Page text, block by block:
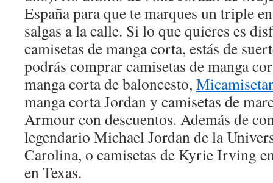
España para que te marques un triple
salgas a la calle. Si lo que quieres es
camisetas de manga corta, estás de
podrás comprar camisetas de manga
manga corta de baloncesto,
manga corta Jordan y camisetas de
Armour con descuentos. Además de
legendario Michael Jordan de la
Carolina, o camisetas de Kyrie Irving
en Texas.